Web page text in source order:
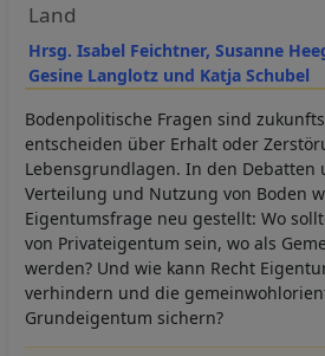
Hrsg. Isabel Feichtner, Susanne
Gesine Langlotz und Katja Schubel
Land
Bodenpolitische Fragen sind
entscheiden über Erhalt oder
Lebensgrundlagen. In den Debatten
Verteilung und Nutzung von Boden
Eigentumsfrage neu gestellt: Wo
von Privateigentum sein, wo als
werden? Und wie kann Recht
verhindern und die
Grundeigentum sichern?